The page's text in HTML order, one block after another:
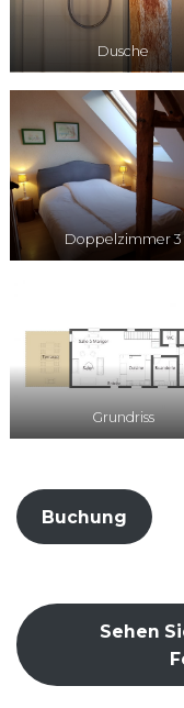
Dusche
Doppelzimmer 3
Grundriss
Buchung
Sehen